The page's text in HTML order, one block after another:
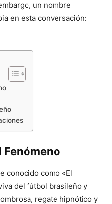
un nombre
en esta conversación:
Fenómeno
conocido como «El
del fútbol brasileño y
regate hipnótico y